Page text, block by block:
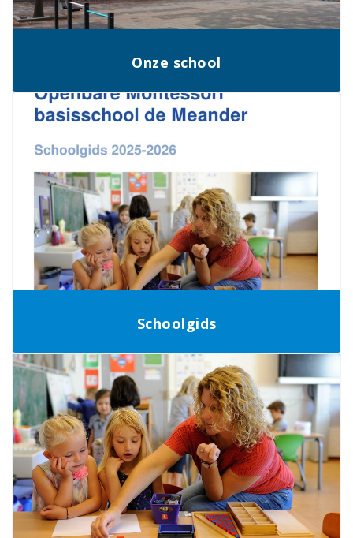
Onze school
Schoolgids